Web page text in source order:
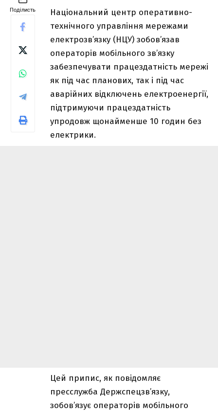
Поділисть
Національний центр оперативно-
технічного управління мережами
електрозв’язку (НЦУ) зобов’язав
операторів мобільного зв’язку
забезпечувати працездатність мережі
як під час планових, так і під час
аварійних відключень електроенергії,
підтримуючи працездатність
упродовж щонайменше 10 годин без
електрики.
Цей припис, як повідомляє
пресслужба Держспецзв’язку,
зобов’язує операторів мобільного